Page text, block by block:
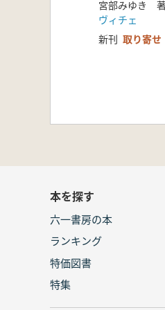
ヴィチェ
新刊 取り寄せ
本を探す
六一書房の本
ランキング
特価図書
特集